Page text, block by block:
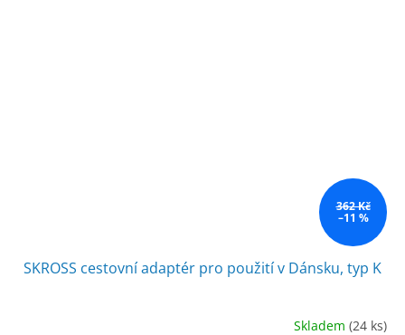
362 Kč
–11 %
SKROSS cestovní adaptér pro použití v Dánsku, typ K
Skladem (24 ks)